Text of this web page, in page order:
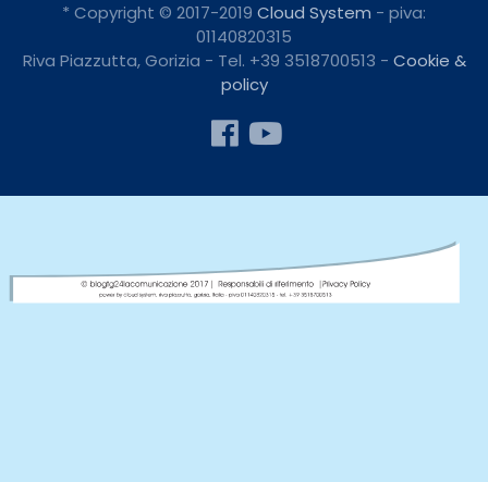
* Copyright © 2017-2019 Cloud System - piva:
01140820315
Riva Piazzutta, Gorizia - Tel. +39 3518700513 - Cookie &
policy